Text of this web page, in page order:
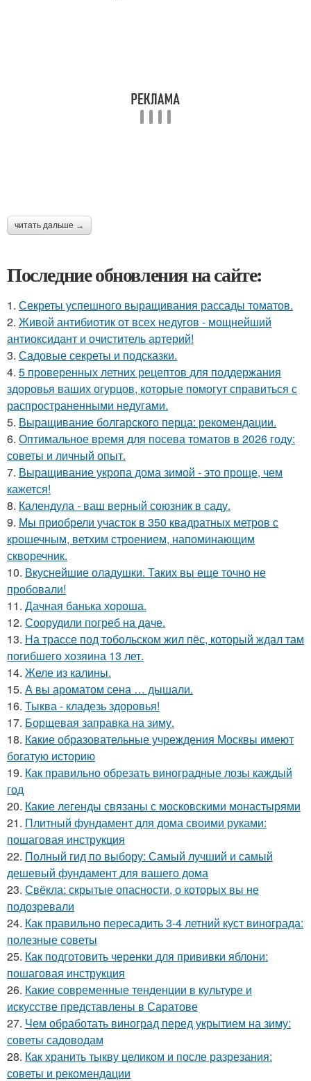
читать дальше →
Последние обновления на сайте:
1. Секреты успешного выращивания рассады томатов.
2. Живой антибиотик от всех недугов - мощнейший
антиоксидант и очиститель артерий!
3. Садовые секреты и подсказки.
4. 5 проверенных летних рецептов для поддержания
здоровья ваших огурцов, которые помогут справиться с
распространенными недугами.
5. Выращивание болгарского перца: рекомендации.
6. Оптимальное время для посева томатов в 2026 году:
советы и личный опыт.
7. Выращивание укропа дома зимой - это проще, чем
кажется!
8. Календула - ваш верный союзник в саду.
9. Мы приобрели участок в 350 квадратных метров с
крошечным, ветхим строением, напоминающим
скворечник.
10. Вкуснейшие оладушки. Таких вы еще точно не
пробовали!
11. Дачная банька хороша.
12. Соорудили погреб на даче.
13. На трассе под тобольском жил пёс, который ждал там
погибшего хозяина 13 лет.
14. Желе из калины.
15. А вы ароматом сена … дышали.
16. Тыква - кладезь здоровья!
17. Борщевая заправка на зиму.
18. Какие образовательные учреждения Москвы имеют
богатую историю
19. Как правильно обрезать виноградные лозы каждый
год
20. Какие легенды связаны с московскими монастырями
21. Плитный фундамент для дома своими руками:
пошаговая инструкция
22. Полный гид по выбору: Самый лучший и самый
дешевый фундамент для вашего дома
23. Свёкла: скрытые опасности, о которых вы не
подозревали
24. Как правильно пересадить 3-4 летний куст винограда:
полезные советы
25. Как подготовить черенки для прививки яблони:
пошаговая инструкция
26. Какие современные тенденции в культуре и
искусстве представлены в Саратове
27. Чем обработать виноград перед укрытием на зиму:
советы садоводам
28. Как хранить тыкву целиком и после разрезания:
советы и рекомендации